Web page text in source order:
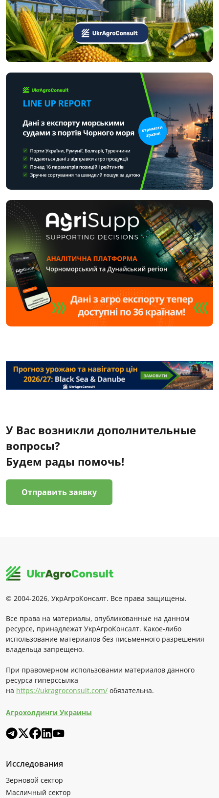
У Вас возникли дополнительные
вопросы?
Будем рады помочь!
Отправить заявку
© 2004-2026, УкрАгроКонсалт. Все права защищены.
Все права на материалы, опубликованные на данном
ресурсе, принадлежат УкрАгроКонсалт. Какое-либо
использование материалов без письменного разрешения
владельца запрещено.
При правомерном использовании материалов данного
ресурса гиперссылка
на https://ukragroconsult.com/ обязательна.
Агрохолдинги Украины
Исследования
Зерновой сектор
Масличный сектор